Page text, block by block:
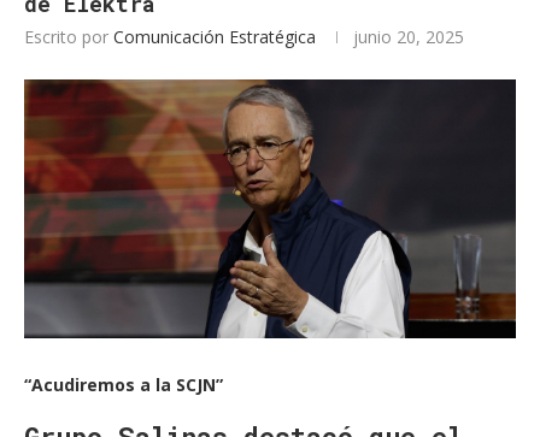
Escrito por Comunicación Estratégica junio 20, 2025
“Acudiremos a la SCJN”